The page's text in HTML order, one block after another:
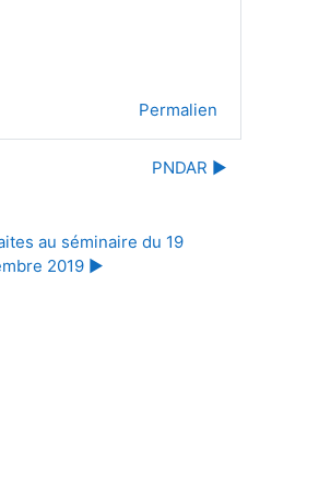
Permalien
PNDAR ▶︎
au séminaire du 19
2019 ▶︎